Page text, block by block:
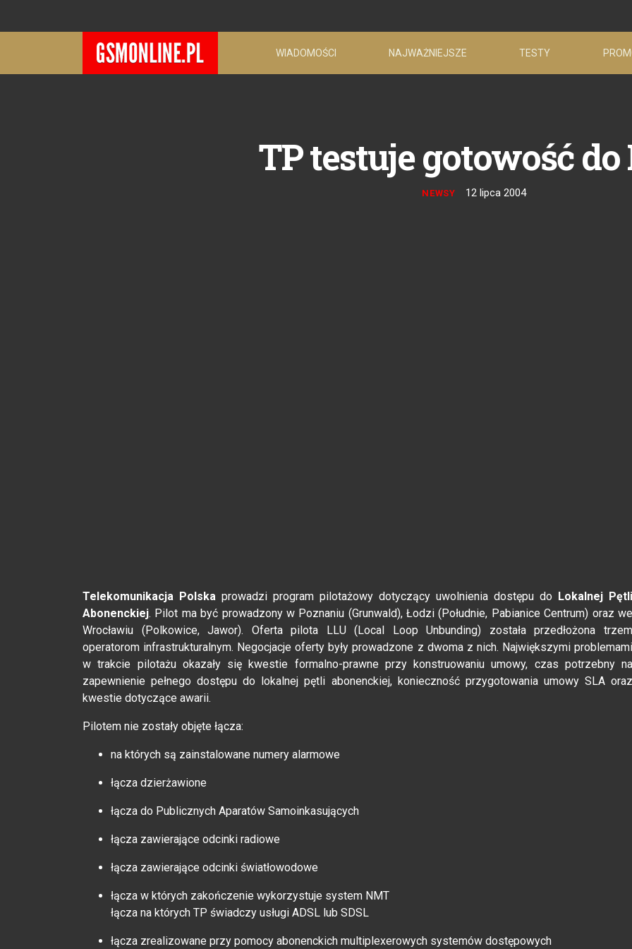
WIADOMOŚCI NAJWAŻNIEJSZE TESTY
TP testuje gotowość do
NEWSY 12 lipca 2004
Telekomunikacja Polska prowadzi program pilotażowy dotyczący uwolnienia dostępu do Lokalnej Pętli
Abonenckiej. Pilot ma być prowadzony w Poznaniu (Grunwald), Łodzi (Południe, Pabianice Centrum) oraz we
Wrocławiu (Polkowice, Jawor). Oferta pilota LLU (Local Loop Unbunding) została przedłożona trzem
operatorom infrastrukturalnym. Negocjacje oferty były prowadzone z dwoma z nich. Największymi problemami
w trakcie pilotażu okazały się kwestie formalno-prawne przy konstruowaniu umowy, czas potrzebny na
zapewnienie pełnego dostępu do lokalnej pętli abonenckiej, konieczność przygotowania umowy SLA oraz
kwestie dotyczące awarii.
Pilotem nie zostały objęte łącza:
na których są zainstalowane numery alarmowe
łącza dzierżawione
łącza do Publicznych Aparatów Samoinkasujących
łącza zawierające odcinki radiowe
łącza zawierające odcinki światłowodowe
łącza w których zakończenie wykorzystuje system NMT
łącza na których TP świadczy usługi ADSL lub SDSL
łącza zrealizowane przy pomocy abonenckich multiplexerowych systemów dostępowych